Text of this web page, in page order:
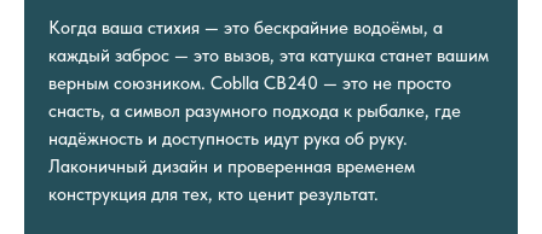
Когда ваша стихия — это бескрайние водоёмы, а
каждый заброс — это вызов, эта катушка станет вашим
верным союзником. Coblla CB240 — это не просто
снасть, а символ разумного подхода к рыбалке, где
надёжность и доступность идут рука об руку.
Лаконичный дизайн и проверенная временем
конструкция для тех, кто ценит результат.